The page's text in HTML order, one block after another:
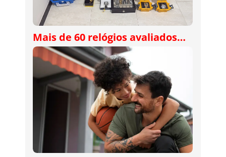
Mais de 60 relógios avaliados…